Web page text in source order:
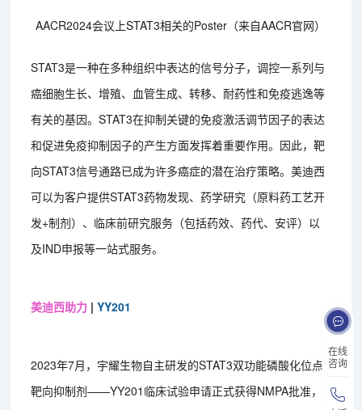
在线
咨询
AACR2024会议上STAT3相关的Poster（来自AACR官网）
STAT3是一种在多种组织中表达的信号分子，调控一系列与
癌细胞生长、增殖、血管生成、转移、耐药性和免疫逃逸等
有关的基因。STAT3在抑制关键的免疫激活调节因子的表达
和促进免疫抑制因子的产生方面发挥着重要作用。因此，靶
向STAT3信号通路已成为许多癌症的潜在治疗策略。美迪西
可以为客户提供STAT3药物发现、药学研究（原料药工艺开
发+制剂）、临床前研究服务（包括药效、药代、安评）以
及IND申报等一站式服务。
美迪西助力 |YY201
2023年7月，宇耀生物自主研发的STAT3双功能磷酸化位点
靶向抑制剂——YY201临床试验申请正式获得NMPA批准，